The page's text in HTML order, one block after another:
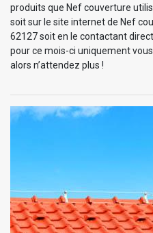
produits que Nef couverture
soit sur le site internet de Nef
62127 soit en le contactant
pour ce mois-ci uniquement
alors n’attendez plus !